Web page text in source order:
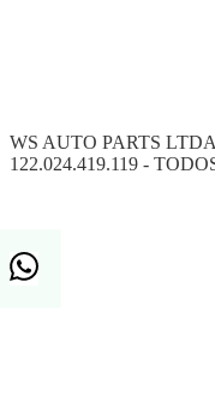
WS AUTO PARTS
122.024.419.119 -